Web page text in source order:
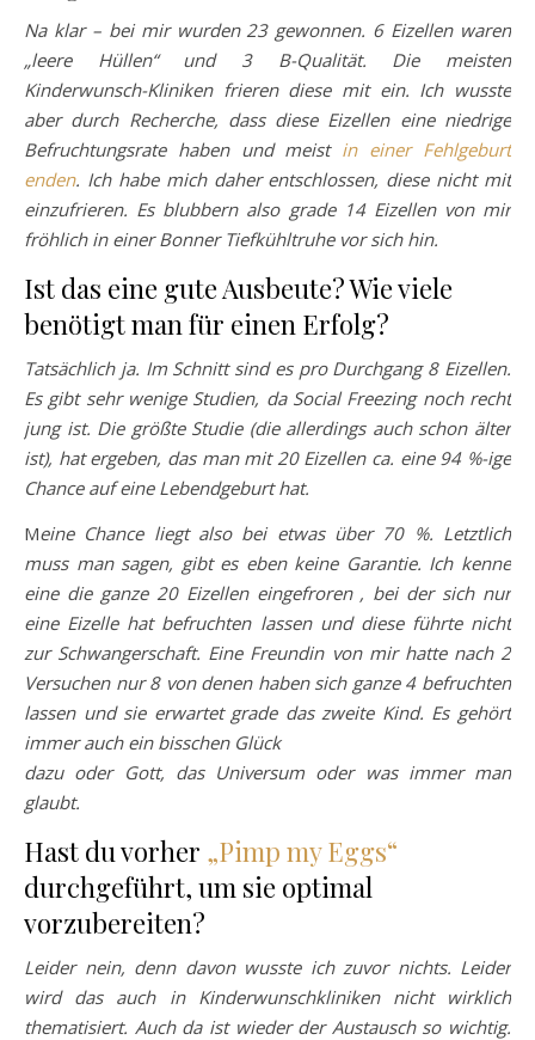
Na klar – bei mir wurden 23 gewonnen. 6 Eizellen waren
„leere Hüllen“ und 3 B-Qualität. Die meisten
Kinderwunsch-Kliniken frieren diese mit ein. Ich wusste
aber durch Recherche, dass diese Eizellen eine niedrige
Befruchtungsrate haben und meist in einer Fehlgeburt
enden. Ich habe mich daher entschlossen, diese nicht mit
einzufrieren. Es blubbern also grade 14 Eizellen von mir
fröhlich in einer Bonner Tiefkühltruhe vor sich hin.
Ist das eine gute Ausbeute? Wie viele
benötigt man für einen Erfolg?
Tatsächlich ja. Im Schnitt sind es pro Durchgang 8 Eizellen.
Es gibt sehr wenige Studien, da Social Freezing noch recht
jung ist. Die größte Studie (die allerdings auch schon älter
ist), hat ergeben, das man mit 20 Eizellen ca. eine 94 %-ige
Chance auf eine Lebendgeburt hat.
Meine Chance liegt also bei etwas über 70 %. Letztlich
muss man sagen, gibt es eben keine Garantie. Ich kenne
eine die ganze 20 Eizellen eingefroren , bei der sich nur
eine Eizelle hat befruchten lassen und diese führte nicht
zur Schwangerschaft. Eine Freundin von mir hatte nach 2
Versuchen nur 8 von denen haben sich ganze 4 befruchten
lassen und sie erwartet grade das zweite Kind. Es gehört
immer auch ein bisschen Glück
dazu oder Gott, das Universum oder was immer man
glaubt.
Hast du vorher „Pimp my Eggs“
durchgeführt, um sie optimal
vorzubereiten?
Leider nein, denn davon wusste ich zuvor nichts. Leider
wird das auch in Kinderwunschkliniken nicht wirklich
thematisiert. Auch da ist wieder der Austausch so wichtig.